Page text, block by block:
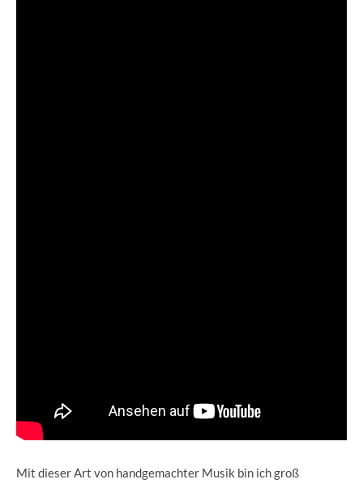
Mit dieser Art von handgemachter Musik bin ich groß